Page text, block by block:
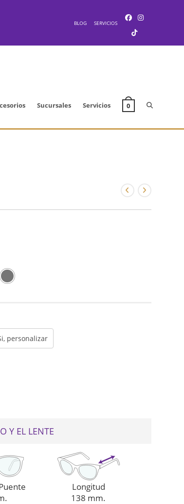
BLOG SERVICIOS
Sucursales Servicios 0 Alternar
la
personalizar
Y EL LENTE
Longitud
138 mm.